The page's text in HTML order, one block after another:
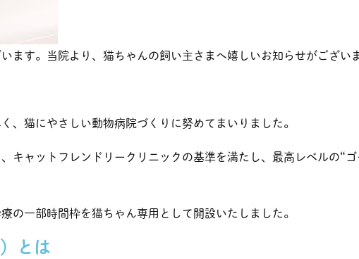
ます。当院より、猫ちゃんの飼い主さまへ嬉しいお知らせがござい
、猫にやさしい動物病院づくりに努めてまいりました。
キャットフレンドリークリニックの基準を満たし、最高レベルの“ゴ
の一部時間枠を猫ちゃん専用として開設いたしました。
とは